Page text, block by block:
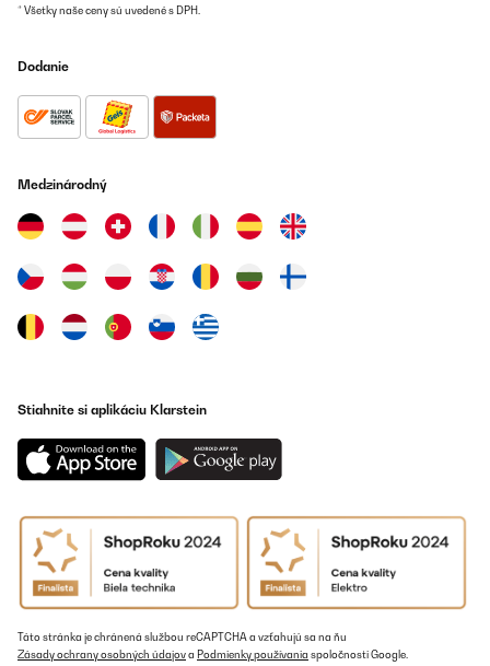
* Všetky naše ceny sú uvedené s DPH.
Dodanie
Medzinárodný
Stiahnite si aplikáciu Klarstein
Táto stránka je chránená službou reCAPTCHA a vzťahujú sa na ňu
Zásady ochrany osobných údajova Podmienky používania spoločnosti Google.